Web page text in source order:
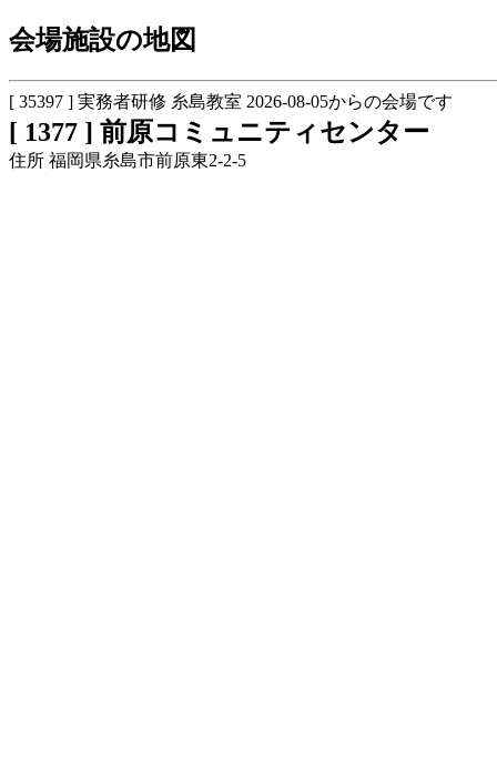
会場施設の地図
[ 35397 ] 実務者研修 糸島教室 2026-08-05からの会場です
[ 1377 ] 前原コミュニティセンター
住所 福岡県糸島市前原東2-2-5